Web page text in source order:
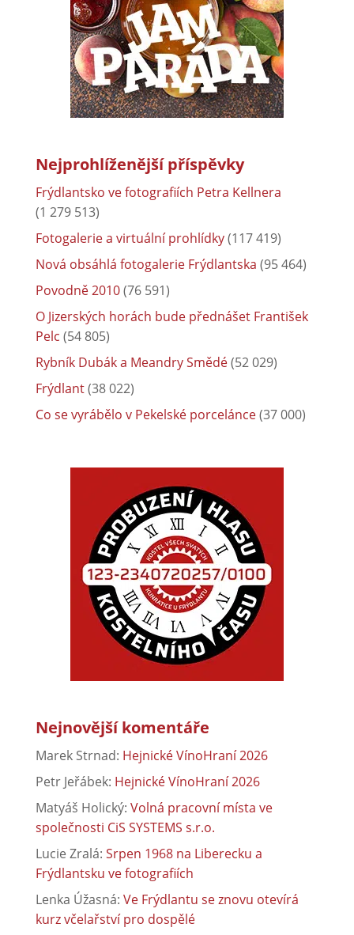
Nejprohlíženější příspěvky
Frýdlantsko ve fotografiích Petra Kellnera
(1 279 513)
Fotogalerie a virtuální prohlídky(117 419)
Nová obsáhlá fotogalerie Frýdlantska (95 464)
Povodně 2010(76 591)
O Jizerských horách bude přednášet František
Pelc (54 805)
Rybník Dubák a Meandry Smědé(52 029)
Frýdlant(38 022)
Co se vyrábělo v Pekelské porcelánce(37 000)
Nejnovější komentáře
Marek Strnad: Hejnické VínoHraní 2026
Petr Jeřábek: Hejnické VínoHraní 2026
Matyáš Holický: Volná pracovní místa ve
společnosti CiS SYSTEMS s.r.o.
Lucie Zralá: Srpen 1968 na Liberecku a
Frýdlantsku ve fotografiích
Lenka Úžasná: Ve Frýdlantu se znovu otevírá
kurz včelařství pro dospělé